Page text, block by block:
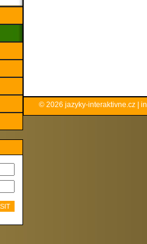
© 2026 jazyky-interaktivne.cz